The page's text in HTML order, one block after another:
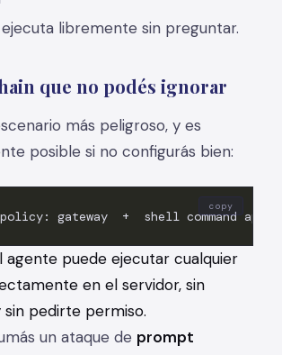
ejecuta libremente sin preguntar.
que no podés ignorar
más peligroso, y es
posible si no configurás bien:
gateway  +  shell command
copy
agente puede ejecutar cualquier
en el servidor, sin
sin pedirte permiso.
un ataque de prompt